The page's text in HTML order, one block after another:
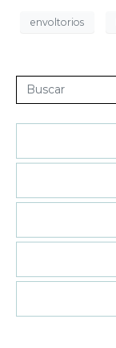
envoltorios